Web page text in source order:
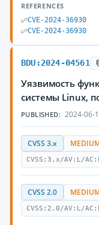
REFERENCES
CVE-2024-36930
CVE-2024-36930
BDU:2024-04561
Уязвимость
системы Linux,
PUBLISHED: 2024-06-
CVSS 3.x
CVSS:3.x/AV:L/
CVSS 2.0
CVSS:2.0/AV:L/